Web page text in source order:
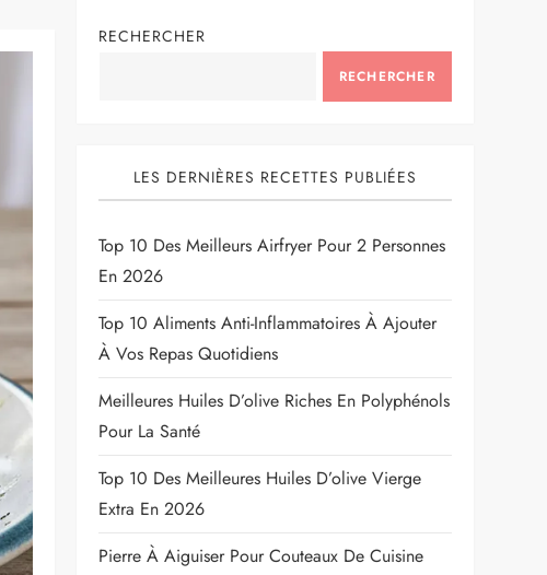
RECHERCHER
RECHERCHER
LES DERNIÈRES RECETTES PUBLIÉES
Top 10 Des Meilleurs Airfryer Pour 2 Personnes
En 2026
Top 10 Aliments Anti-Inflammatoires À Ajouter
À Vos Repas Quotidiens
Meilleures Huiles D’olive Riches En Polyphénols
Pour La Santé
Top 10 Des Meilleures Huiles D’olive Vierge
Extra En 2026
Pierre À Aiguiser Pour Couteaux De Cuisine